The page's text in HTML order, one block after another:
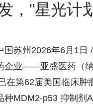
，"星光计
国苏州2026年6月1日
企业——亚盛医药（
在第62届美国临床
MDM2-p53 抑制